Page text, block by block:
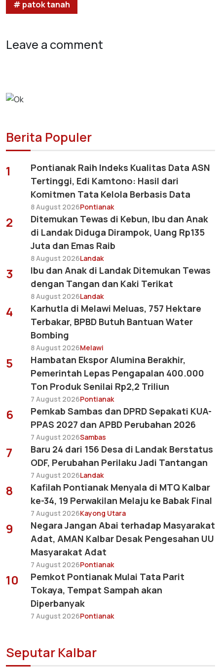
# patok tanah
Leave a comment
Berita Populer
1
Pontianak Raih Indeks Kualitas Data ASN
Tertinggi, Edi Kamtono: Hasil dari
Komitmen Tata Kelola Berbasis Data
8 August 2026Pontianak
2
Ditemukan Tewas di Kebun, Ibu dan Anak
di Landak Diduga Dirampok, Uang Rp135
Juta dan Emas Raib
8 August 2026Landak
3
Ibu dan Anak di Landak Ditemukan Tewas
dengan Tangan dan Kaki Terikat
8 August 2026Landak
4
Karhutla di Melawi Meluas, 757 Hektare
Terbakar, BPBD Butuh Bantuan Water
Bombing
8 August 2026Melawi
5
Hambatan Ekspor Alumina Berakhir,
Pemerintah Lepas Pengapalan 400.000
Ton Produk Senilai Rp2,2 Triliun
7 August 2026Pontianak
6
Pemkab Sambas dan DPRD Sepakati KUA-
PPAS 2027 dan APBD Perubahan 2026
7 August 2026Sambas
7
Baru 24 dari 156 Desa di Landak Berstatus
ODF, Perubahan Perilaku Jadi Tantangan
7 August 2026Landak
8
Kafilah Pontianak Menyala di MTQ Kalbar
ke-34, 19 Perwakilan Melaju ke Babak Final
7 August 2026Kayong Utara
9
Negara Jangan Abai terhadap Masyarakat
Adat, AMAN Kalbar Desak Pengesahan UU
Masyarakat Adat
7 August 2026Pontianak
10
Pemkot Pontianak Mulai Tata Parit
Tokaya, Tempat Sampah akan
Diperbanyak
7 August 2026Pontianak
Seputar Kalbar